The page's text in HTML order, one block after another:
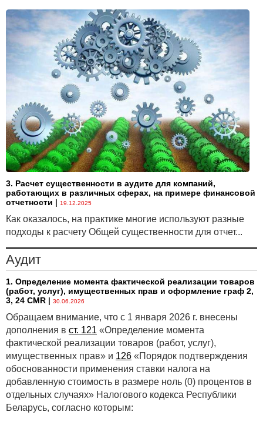
Подготовлено по материалам Министерства по налогам
и сборам Республики Беларусь
3. Расчет существенности в аудите для компаний,
работающих в различных сферах, на примере финансовой
отчетности | 19.12.2025
Как оказалось, на практике многие используют разные
подходы к расчету Общей существенности для отчет...
Аудит
1. Определение момента фактической реализации товаров
(работ, услуг), имущественных прав и оформление граф 2,
3, 24 CMR | 30.06.2026
Обращаем внимание, что с 1 января 2026 г. внесены
дополнения в ст. 121 «Определение момента
фактической реализации товаров (работ, услуг),
имущественных прав» и 126 «Порядок подтверждения
обоснованности применения ставки налога на
добавленную стоимость в размере ноль (0) процентов в
отдельных случаях» Налогового кодекса Республики
Беларусь, согласно которым: